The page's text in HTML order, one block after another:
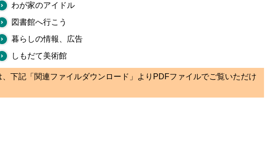
わが家のアイドル
図書館へ行こう
暮らしの情報、広告
しもだて美術館
、下記「関連ファイルダウンロード」よりPDFファイルでご覧いただけ